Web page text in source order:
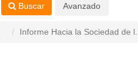
Buscar Avanzado
Informe Hacia la Sociedad de l...